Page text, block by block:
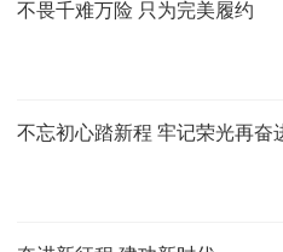
不畏千难万险 只为完美履约
不忘初心踏新程 牢记荣光再奋